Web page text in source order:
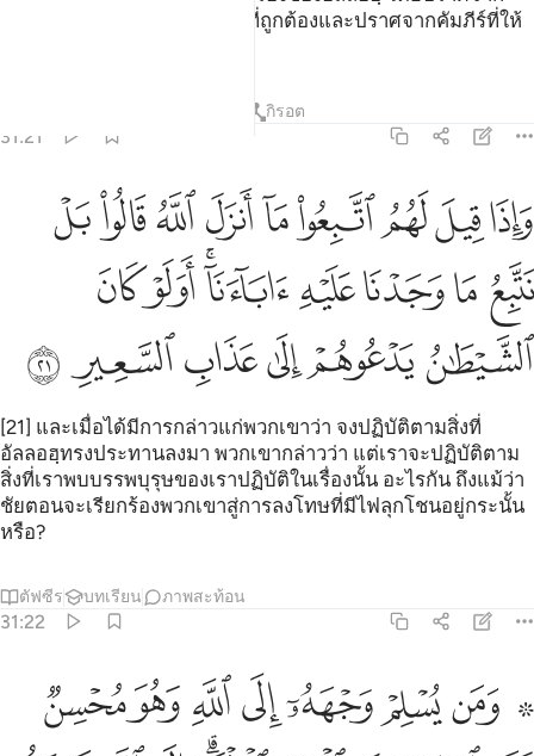
ความรู้และปราศจากแนวทางที่ถูกต้องและปราศจากคัมภีร์ที่ให้
กิรอต
31:21
واذا قيل لهم اتبعوا ما انزل الله قالوا بل نتبع ما وجدنا عليه اباءنا
وَإِذَا قِيلَ لَهُمُ ٱتَّبِعُوا۟ مَآ أَنزَلَ ٱللَّهُ قَالُوا۟ بَلْ نَتَّبِعُ مَا
ﱡﱢﱣﱤﱥﱦﱧﱨﱩ
ﱪ ﱫﱬﱭﱮﱯﱰﱱ
ﱲﱳﱴﱵﱶﱷ
[21] และเมื่อได้มีการกล่าวแก่พวกเขาว่า จงปฏิบัติตามสิ่งที่
อัลลอฮฺทรงประทานลงมา พวกเขากล่าวว่า แต่เราจะปฏิบัติตาม
สิ่งที่เราพบบรรพบุรุษของเราปฏิบัติในเรื่องนั้น อะไรกัน ถึงแม้ว่า
ชัยตอนจะเรียกร้องพวกเขาสู่การลงโทษที่มีไฟลุกโชนอยู่กระนั้น
หรือ?
ตัฟซีร บทเรียน ภาพสะท้อน
31:22
۞ ومن يسلم وجهه الى الله وهو محسن فقد استمسك بالعروة الوثقى
۞ وَمَن يُسْلِمْ وَجْهَهُۥٓ إِلَى ٱللَّهِ وَهُوَ مُحْسِنٌۭ فَقَدِ ٱسْتَمْسَكَ
ﱸ ﱹﱺﱻﱼﱽﱾﱿ